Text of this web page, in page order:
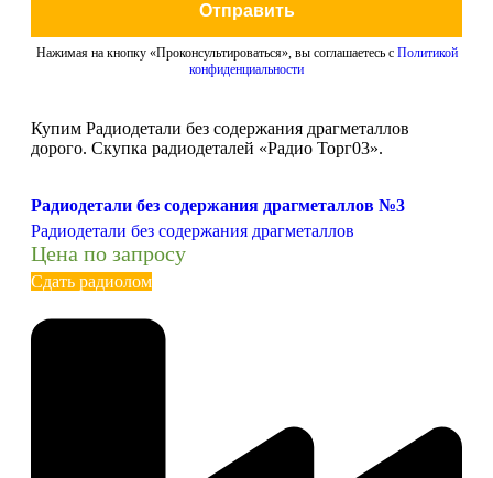
Отправить
Нажимая на кнопку «Проконсультироваться», вы соглашаетесь с Политикой
конфиденциальности
Купим Радиодетали без содержания драгметаллов
дорого. Скупка радиодеталей «Радио Торг03».
Радиодетали без содержания драгметаллов №3
Радиодетали без содержания драгметаллов
Цена по запросу
Сдать радиолом